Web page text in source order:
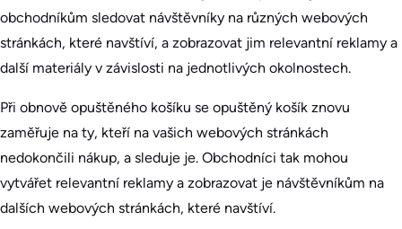
obchodníkům sledovat návštěvníky na různých webových
stránkách, které navštíví, a zobrazovat jim relevantní reklamy a
další materiály v závislosti na jednotlivých okolnostech.
Při obnově opuštěného košíku se opuštěný košík znovu
zaměřuje na ty, kteří na vašich webových stránkách
nedokončili nákup, a sleduje je. Obchodníci tak mohou
vytvářet relevantní reklamy a zobrazovat je návštěvníkům na
dalších webových stránkách, které navštíví.